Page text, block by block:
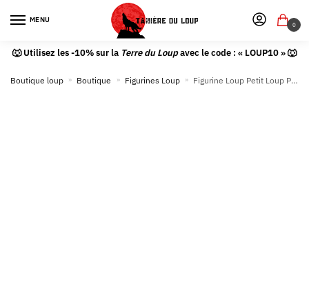
MENU
0
🐺 Utilisez les -10% sur la Terre du Loupavec le code : « LOUP10 » 🐺
Boutique loup » Boutique » Figurines Loup » Figurine Loup Petit Loup Polaire